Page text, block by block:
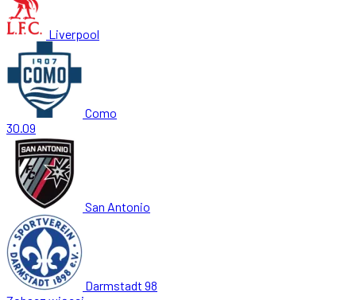
Liverpool
Como
30.09
San Antonio
Darmstadt 98